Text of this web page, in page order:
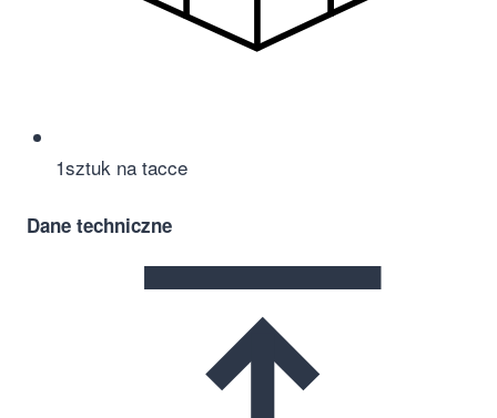
1sztuk na tacce
Dane techniczne